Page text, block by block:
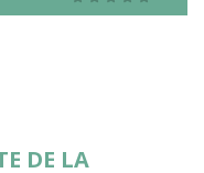
DE LA